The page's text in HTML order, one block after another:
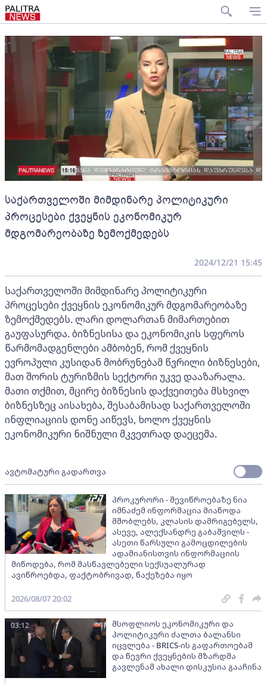
საქართველოში მიმდინარე პოლიტიკური
პროცესები ქვეყნის ეკონომიკურ
მდგომარეობაზე ზემოქმედებს
2024/12/21 15:45
საქართველოში მიმდინარე პოლიტიკური
პროცესები ქვეყნის ეკონომიკურ მდგომარეობაზე
ზემოქმედებს. ლარი დოლართან მიმართებით
გაუფასურდა. ბიზნესისა და ეკონომიკის სფეროს
წარმომადგენლები ამბობენ, რომ ქვეყნის
ევროპული კუსიდან მობრუნებამ წვრილი ბიზნესები,
მათ შორის ტურიზმის სექტორი უკვე დააზარალა.
მათი თქმით, მცირე ბიზნესის დაქვეითება მსხვილ
ბიზნესზეც აისახება, შესაბამისად საქართველოში
ინფლიაციის დონე აიწევს, ხოლო ქვეყნის
ეკონომიკური ნიშნული მკვეთრად დაეცემა.
ავტომატური გადართვა
პროკურორი - შევიწროებაზე ნია
იმნაძემ ინფორმაცია მიაწოდა
მშობლებს, კლასის დამრიგებელს,
ასევე, ალექსანდრე გაბაშვილს -
ასეთი წარსული გამოცდილების
ადამიანისთვის ინფორმაციის
მიწოდება, რომ მასწავლებელი სექსუალურად
ავიწროებდა, ფაქტობრივად, წაქეზება იყო
2026/08/07 20:02
მსოფლიოს ეკონომიკური და
პოლიტიკური ძალთა ბალანსი
იცვლება - BRICS-ის გაფართოებამ
და წევრი ქვეყნების მზარდმა
გავლენამ ახალი დისკუსია გააჩინა
03:12